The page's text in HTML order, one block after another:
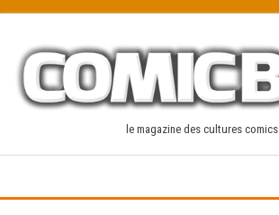
content
le magazine des cultures comics